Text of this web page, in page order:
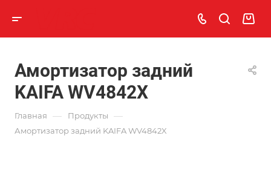
Амортизатор задний
KAIFA WV4842X
Главная — Продукты —
Амортизатор задний KAIFA WV4842X